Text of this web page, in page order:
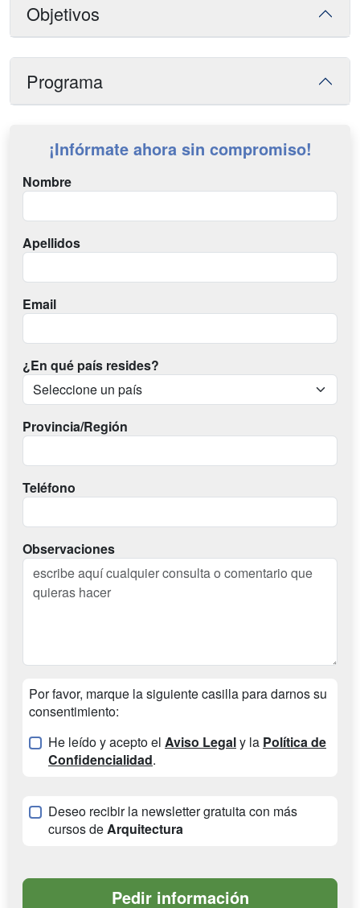
Objetivos
Programa
¡Infórmate ahora sin compromiso!
Nombre
Apellidos
Email
¿En qué país resides?
Provincia/Región
Teléfono
Observaciones
Por favor, marque la siguiente casilla para darnos su
consentimiento:
He leído y acepto el Aviso Legaly la Política de
Confidencialidad.
Deseo recibir la newsletter gratuita con más
cursos deArquitectura